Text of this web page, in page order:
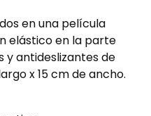
en una película
elástico en la parte
y antideslizantes de
x 15 cm de ancho.